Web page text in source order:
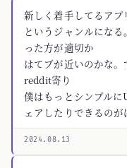
新しく着手してるア
というジャンルにな
った方が適切か
はてブが近いのかな
reddit寄り
僕はもっとシンプル
ェアしたりできるのが
2024.08.13